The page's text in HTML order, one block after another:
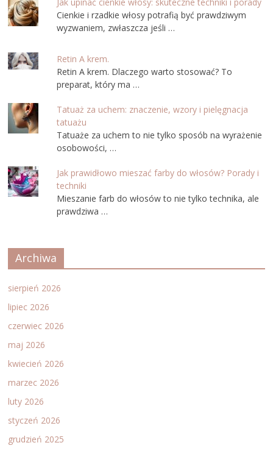
Cienkie i rzadkie włosy potrafią być prawdziwym
wyzwaniem, zwłaszcza jeśli …
Retin A krem.
Retin A krem. Dlaczego warto stosować? To
preparat, który ma …
Tatuaż za uchem: znaczenie, wzory i pielęgnacja
tatuażu
Tatuaże za uchem to nie tylko sposób na wyrażenie
osobowości, …
Jak prawidłowo mieszać farby do włosów? Porady i
techniki
Mieszanie farb do włosów to nie tylko technika, ale
prawdziwa …
Archiwa
sierpień 2026
lipiec 2026
czerwiec 2026
maj 2026
kwiecień 2026
marzec 2026
luty 2026
styczeń 2026
grudzień 2025